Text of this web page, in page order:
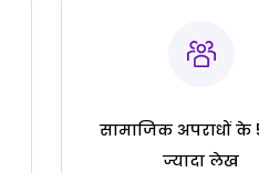
सामाजिक अपराधों के
ज्यादा लेख